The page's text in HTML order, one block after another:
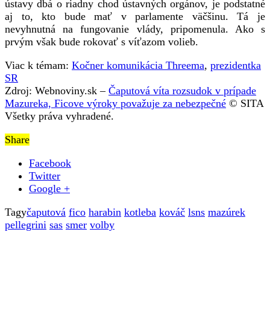
ústavy dbá o riadny chod ústavných orgánov, je podstatné
aj to, kto bude mať v parlamente väčšinu. Tá je
nevyhnutná na fungovanie vlády, pripomenula. Ako s
prvým však bude rokovať s víťazom volieb.
Viac k témam: Kočner komunikácia Threema, prezidentka
SR
Zdroj: Webnoviny.sk – Čaputová víta rozsudok v prípade
Mazureka, Ficove výroky považuje za nebezpečné © SITA
Všetky práva vyhradené.
Share
Facebook
Twitter
Google +
Tagyčaputová fico harabin kotleba kováč lsns mazúrek
pellegrini sas smer volby